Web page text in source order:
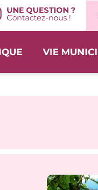
UNE QUESTION ?
Contactez-nous !
VIE